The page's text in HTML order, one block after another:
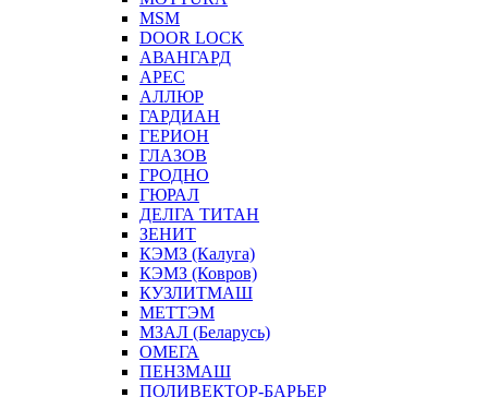
MSM
DOOR LOCK
АВАНГАРД
АРЕС
АЛЛЮР
ГАРДИАН
ГЕРИОН
ГЛАЗОВ
ГРОДНО
ГЮРАЛ
ДЕЛГА ТИТАН
ЗЕНИТ
КЭМЗ (Калуга)
КЭМЗ (Ковров)
КУЗЛИТМАШ
МЕТТЭМ
МЗАЛ (Беларусь)
ОМЕГА
ПЕНЗМАШ
ПОЛИВЕКТОР-БАРЬЕР